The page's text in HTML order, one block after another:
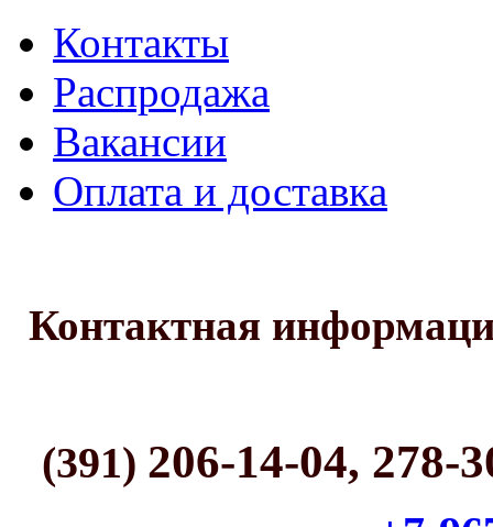
Контакты
Распродажа
Вакансии
Оплата и доставка
Контактная
(391) 206-14-04, 278-